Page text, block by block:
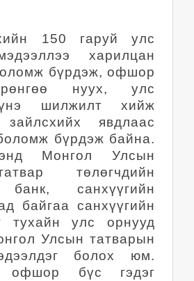
150 гаруй улс
харилцан
бүрдэж, офшор
нуух, улс
шилжилт хийж
зайлсхийх явдлаас
бүрдэж байна.
Монгол Улсын
төлөгчдийн
банк, санхүүгийн
байгаа санхүүгийн
тухайн улс орнууд
Улсын татварын
болох юм.
офшор бүс гэдэг